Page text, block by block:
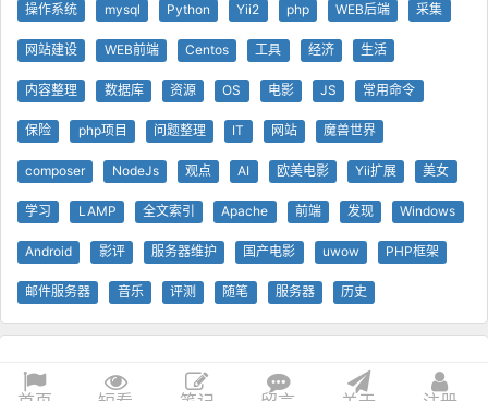
操作系统 mysql Python Yii2 php WEB后端 采集
网站建设 WEB前端 Centos 工具 经济 生活
内容整理 数据库 资源 OS 电影 JS 常用命令
保险 php项目 问题整理 IT 网站 魔兽世界
composer NodeJs 观点 AI 欧美电影 Yii扩展 美女
学习 LAMP 全文索引 Apache 前端 发现 Windows
Android 影评 服务器维护 国产电影 uwow PHP框架
邮件服务器 音乐 评测 随笔 服务器 历史
© 查问我看 - 查问网 0.18s 1 GB 技术支持
Yii 框架